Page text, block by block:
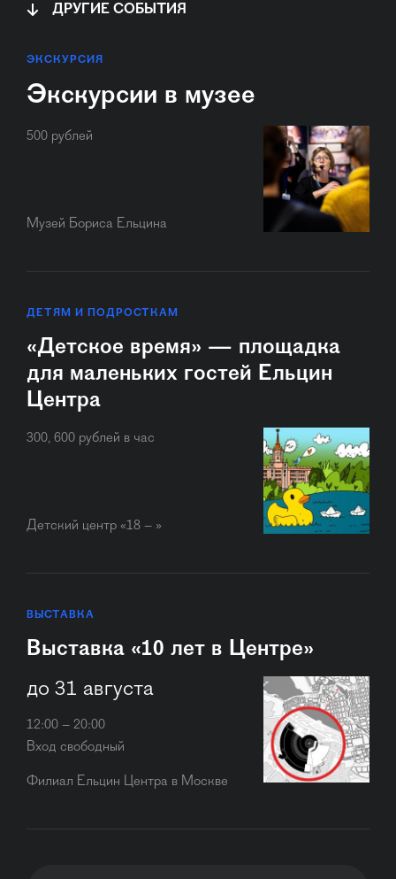
ДРУГИЕ СОБЫТИЯ
ЭКСКУРСИЯ
Экскурсии в музее
500 рублей
Музей Бориса Ельцина
ДЕТЯМ И ПОДРОСТКАМ
«Детское время» — площадка
для маленьких гостей Ельцин
Центра
300, 600 рублей в час
Детский центр «18 – »
ВЫСТАВКА
Выставка «10 лет в Центре»
до 31 августа
12:00 – 20:00
Вход свободный
Филиал Ельцин Центра в Москве